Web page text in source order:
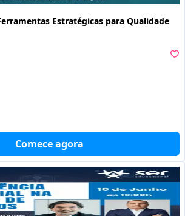
Estratégicas para Qualidade
Comece agora